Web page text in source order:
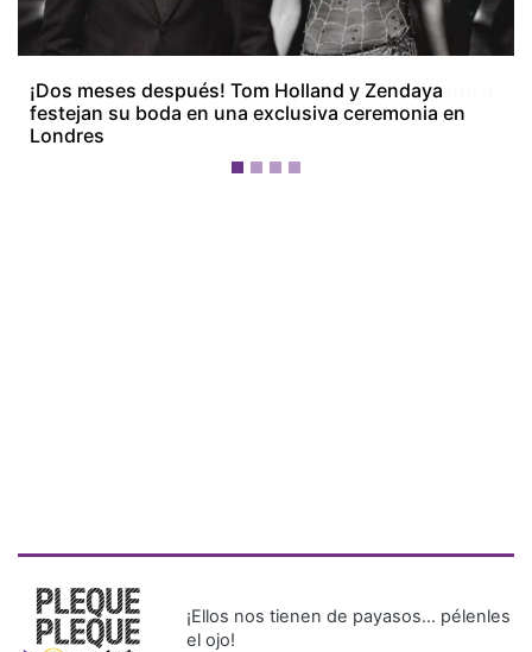
¡Dos meses después! Tom Holland y Zendaya
festejan su boda en una exclusiva ceremonia en
Londres
¡Ellos nos tienen de payasos… pélenles
el ojo!